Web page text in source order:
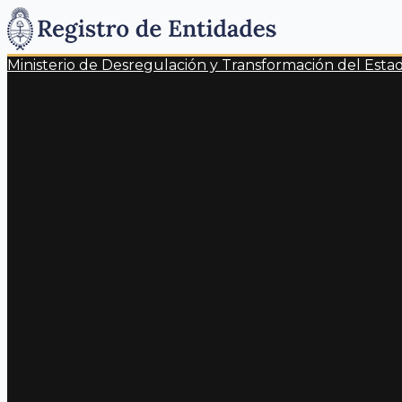
Ministerio de Desregulación y Transformación del